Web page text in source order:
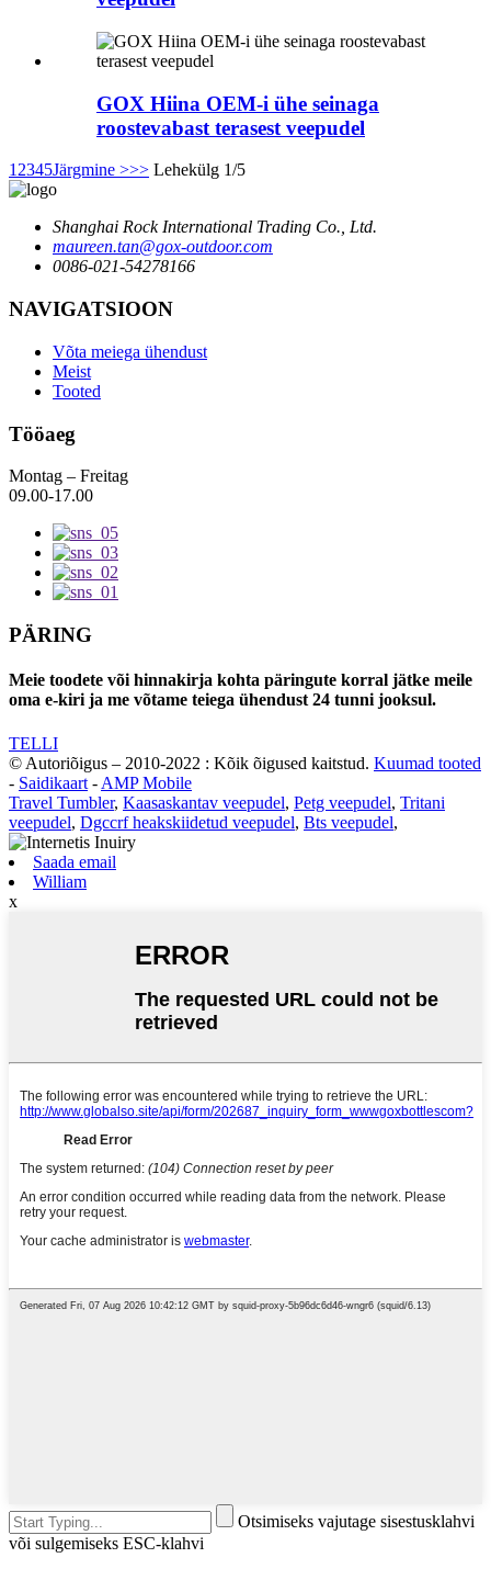
GOX Hiina OEM-i ühe seinaga
roostevabast terasest veepudel
12345Järgmine >>> Lehekülg 1/5
Shanghai Rock International Trading Co., Ltd.
maureen.tan@gox-outdoor.com
0086-021-54278166
NAVIGATSIOON
Võta meiega ühendust
Meist
Tooted
Tööaeg
Montag – Freitag
09.00-17.00
PÄRING
Meie toodete või hinnakirja kohta päringute korral jätke meile
oma e-kiri ja me võtame teiega ühendust 24 tunni jooksul.
TELLI
© Autoriõigus – 2010-2022 : Kõik õigused kaitstud. Kuumad tooted
- Saidikaart - AMP Mobile
Travel Tumbler, Kaasaskantav veepudel, Petg veepudel, Tritani
veepudel, Dgccrf heakskiidetud veepudel, Bts veepudel,
Saada email
William
x
Otsimiseks vajutage sisestusklahvi
või sulgemiseks ESC-klahvi